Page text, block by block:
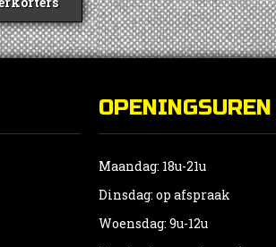
OPENINGSUREN
Maandag: 18u-21u
Dinsdag: op afspraak
Woensdag: 9u-12u